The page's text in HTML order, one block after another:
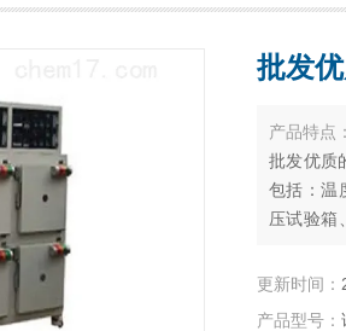
批发
产品特点
批发优质
包括：温
压试验箱
耐气候试
更新时间：
产品型号：